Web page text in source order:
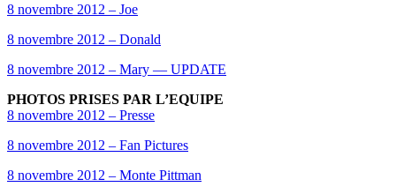
8 novembre 2012 – Joe
8 novembre 2012 – Donald
8 novembre 2012 – Mary — UPDATE
PHOTOS PRISES PAR L’EQUIPE
8 novembre 2012 – Presse
8 novembre 2012 – Fan Pictures
8 novembre 2012 – Monte Pittman